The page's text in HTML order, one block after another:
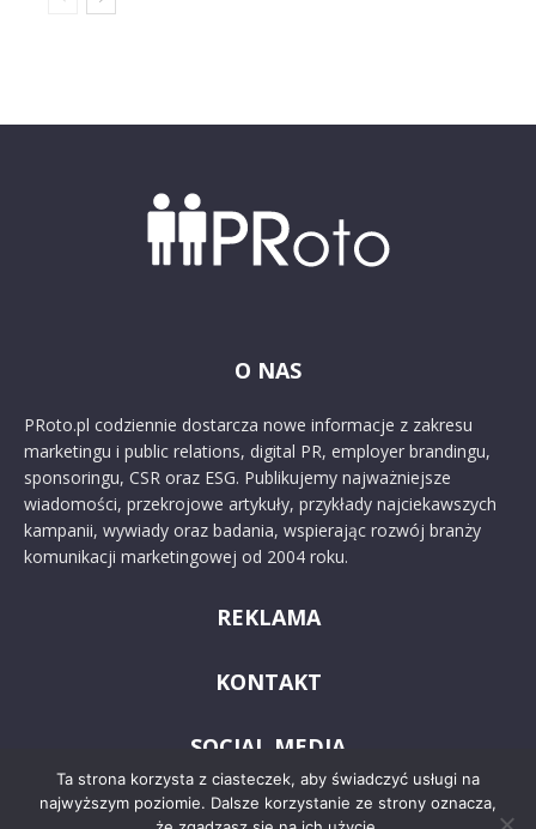
O NAS
PRoto.pl codziennie dostarcza nowe informacje z zakresu
marketingu i public relations, digital PR, employer brandingu,
sponsoringu, CSR oraz ESG. Publikujemy najważniejsze
wiadomości, przekrojowe artykuły, przykłady najciekawszych
kampanii, wywiady oraz badania, wspierając rozwój branży
komunikacji marketingowej od 2004 roku.
REKLAMA
KONTAKT
SOCIAL MEDIA
Ta strona korzysta z ciasteczek, aby świadczyć usługi na
najwyższym poziomie. Dalsze korzystanie ze strony oznacza,